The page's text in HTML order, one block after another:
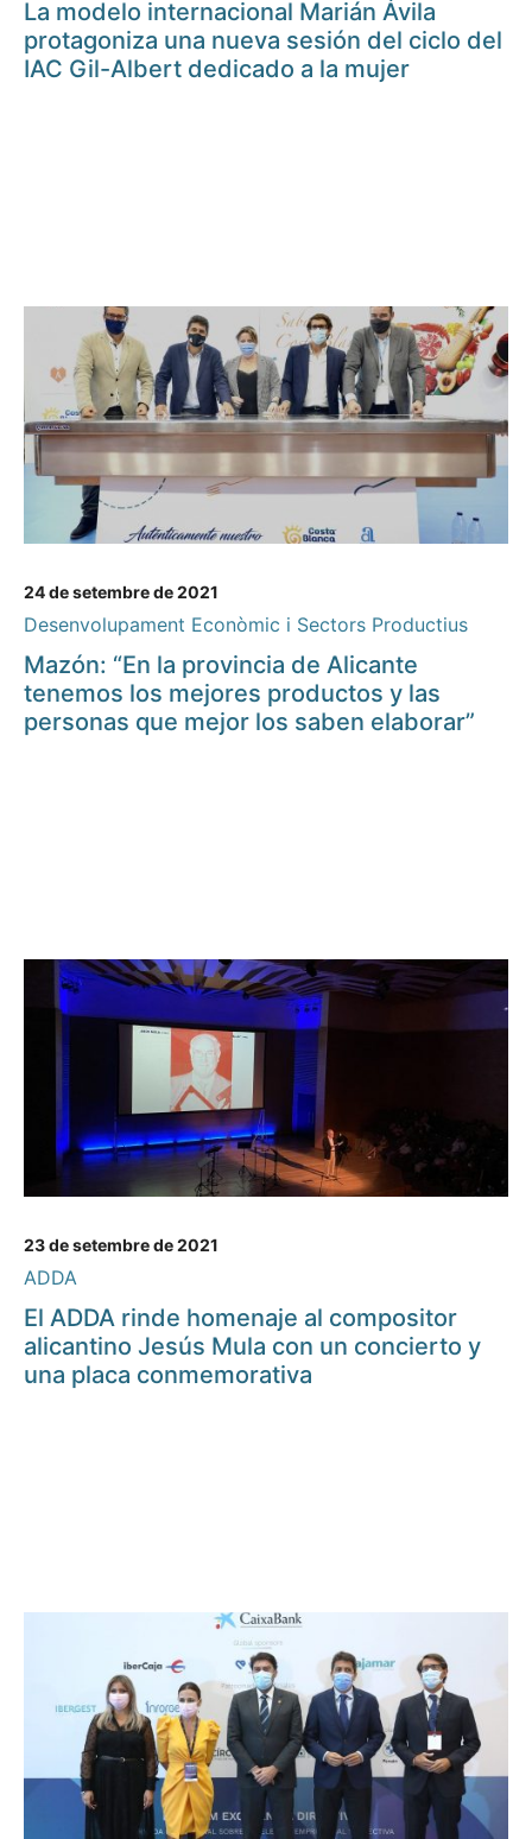
La modelo internacional Marián Ávila
protagoniza una nueva sesión del ciclo del
IAC Gil-Albert dedicado a la mujer
24 de setembre de 2021
Desenvolupament Econòmic i Sectors Productius
Mazón: “En la provincia de Alicante
tenemos los mejores productos y las
personas que mejor los saben elaborar”
23 de setembre de 2021
ADDA
El ADDA rinde homenaje al compositor
alicantino Jesús Mula con un concierto y
una placa conmemorativa